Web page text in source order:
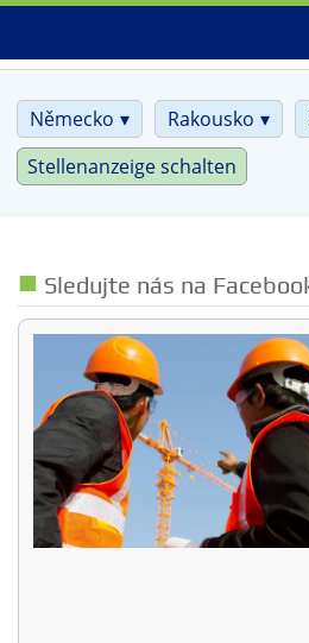
Skip
main
Německo
Rakousko
Stellenanzeige schalten
Sledujte nás na